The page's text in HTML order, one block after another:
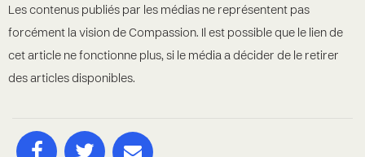
Les contenus publiés par les médias ne représentent pas
forcément la vision de Compassion. Il est possible que le lien de
cet article ne fonctionne plus, si le média a décider de le retirer
des articles disponibles.